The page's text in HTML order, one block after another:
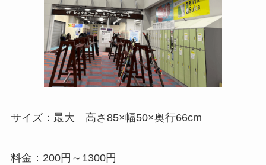
サイズ：最大 高さ85×幅50×奥行66cm
料金：200円～1300円